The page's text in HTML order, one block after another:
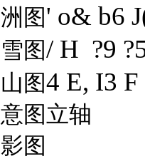
图' o& b6
图/ H ?9
图4 E, I3
图立轴
图